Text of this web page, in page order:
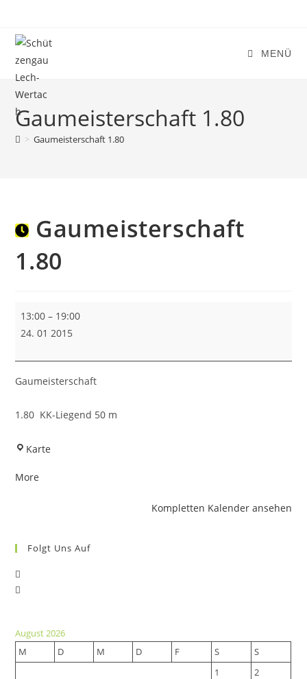
springen
MENÜ
Gaumeisterschaft 1.80
> Gaumeisterschaft 1.80
Gaumeisterschaft
1.80
Gaumeisterschaft
1.80
13:00 – 19:00
24. 01 2015
Gaumeisterschaft
1.80 KK-Liegend 50 m
Karte
More
Kompletten Kalender ansehen
Folgt Uns Auf
tab
new
tab
August 2026
M
D M D F S
S
1
2